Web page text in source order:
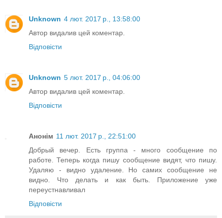
Unknown 4 лют. 2017 р., 13:58:00
Автор видалив цей коментар.
Відповісти
Unknown 5 лют. 2017 р., 04:06:00
Автор видалив цей коментар.
Відповісти
Анонім 11 лют. 2017 р., 22:51:00
Добрый вечер. Есть группа - много сообщение по
работе. Теперь когда пишу сообщение видят, что пишу.
Удаляю - видно удаление. Но самих сообщение не
видно. Что делать и как быть. Приложение уже
переустнавливал
Відповісти